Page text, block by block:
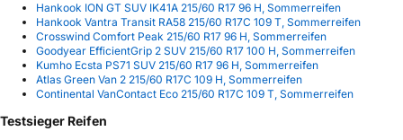
Hankook ION GT SUV IK41A 215/60 R17 96 H, Sommerreifen
Hankook Vantra Transit RA58 215/60 R17C 109 T, Sommerreifen
Crosswind Comfort Peak 215/60 R17 96 H, Sommerreifen
Goodyear EfficientGrip 2 SUV 215/60 R17 100 H, Sommerreifen
Kumho Ecsta PS71 SUV 215/60 R17 96 H, Sommerreifen
Atlas Green Van 2 215/60 R17C 109 H, Sommerreifen
Continental VanContact Eco 215/60 R17C 109 T, Sommerreifen
Testsieger Reifen